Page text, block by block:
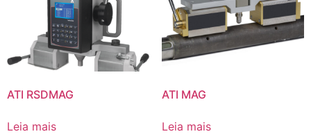
ATI RSDMAG
Leia mais
ATI MAG
Leia mais